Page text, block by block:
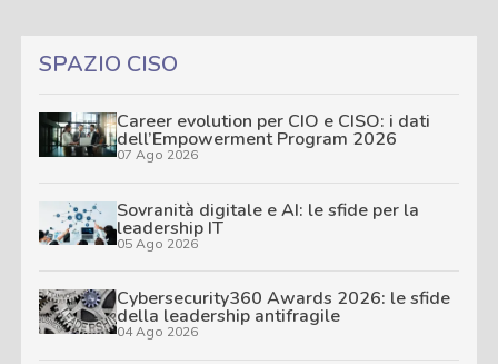
SPAZIO CISO
Career evolution per CIO e CISO: i dati
dell’Empowerment Program 2026
07 Ago 2026
Sovranità digitale e AI: le sfide per la
leadership IT
05 Ago 2026
Cybersecurity360 Awards 2026: le sfide
della leadership antifragile
04 Ago 2026